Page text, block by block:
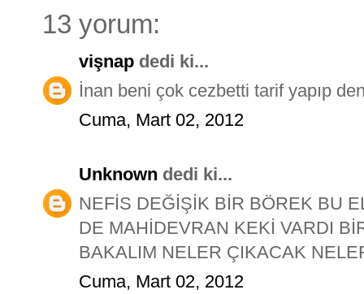
13 yorum:
vişnap dedi ki...
İnan beni çok cezbetti tarif yapıp
Cuma, Mart 02, 2012
Unknown dedi ki...
NEFİS DEĞİŞİK BİR BÖREK BU
DE MAHİDEVRAN KEKİ VARDI
BAKALIM NELER ÇIKACAK
Cuma, Mart 02, 2012